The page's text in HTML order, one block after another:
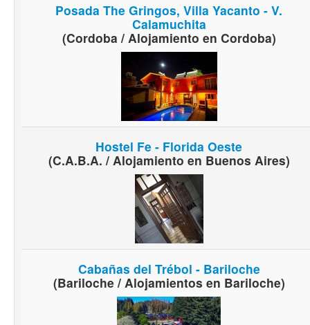
Posada The Gringos, Villa Yacanto - V.
Calamuchita
(Cordoba / Alojamiento en Cordoba)
Hostel Fe - Florida Oeste
(C.A.B.A. / Alojamiento en Buenos Aires)
Cabañas del Trébol - Bariloche
(Bariloche / Alojamientos en Bariloche)